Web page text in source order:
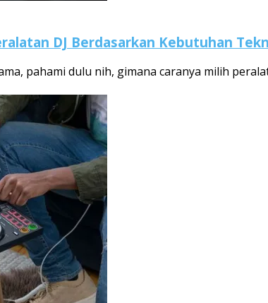
DJ Berdasarkan Kebutuhan
pahami dulu nih, gimana caranya milih